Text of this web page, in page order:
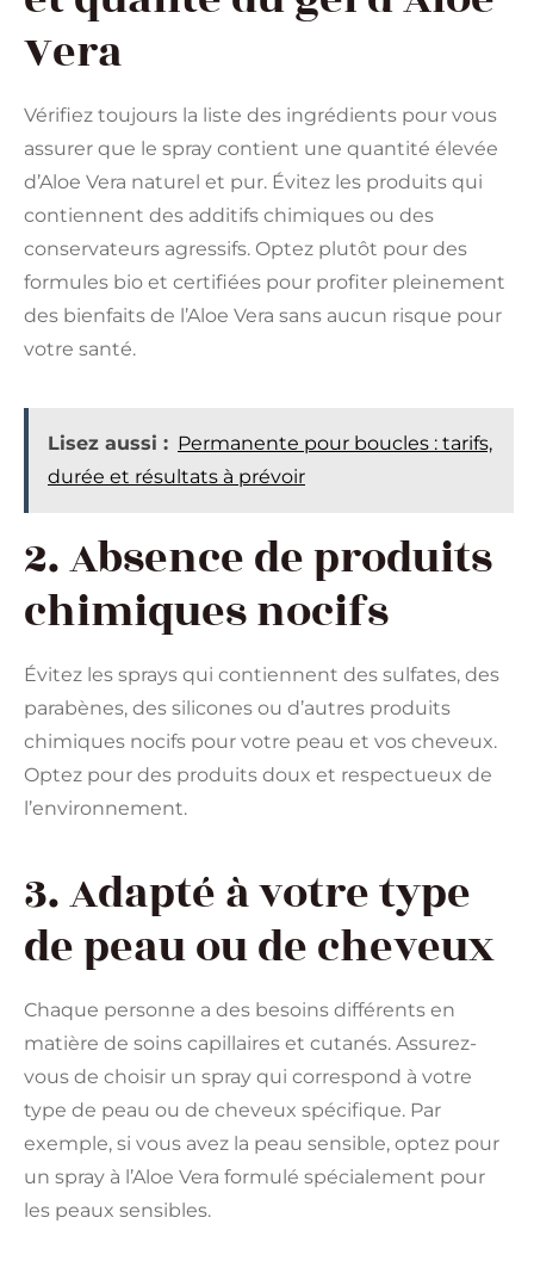
Vera
Vérifiez toujours la liste des ingrédients pour vous
assurer que le spray contient une quantité élevée
d’Aloe Vera naturel et pur. Évitez les produits qui
contiennent des additifs chimiques ou des
conservateurs agressifs. Optez plutôt pour des
formules bio et certifiées pour profiter pleinement
des bienfaits de l’Aloe Vera sans aucun risque pour
votre santé.
Lisez aussi : Permanente pour boucles : tarifs,
durée et résultats à prévoir
2. Absence de produits
chimiques nocifs
Évitez les sprays qui contiennent des sulfates, des
parabènes, des silicones ou d’autres produits
chimiques nocifs pour votre peau et vos cheveux.
Optez pour des produits doux et respectueux de
l’environnement.
3. Adapté à votre type
de peau ou de cheveux
Chaque personne a des besoins différents en
matière de soins capillaires et cutanés. Assurez-
vous de choisir un spray qui correspond à votre
type de peau ou de cheveux spécifique. Par
exemple, si vous avez la peau sensible, optez pour
un spray à l’Aloe Vera formulé spécialement pour
les peaux sensibles.